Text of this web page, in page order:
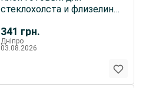
341 грн.
стеклохолста и флизелина
Дніпро
03.08.2026